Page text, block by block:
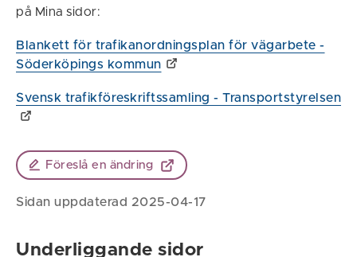
på Mina sidor:
Blankett för trafikanordningsplan för vägarbete -
Söderköpings kommun
Svensk trafikföreskriftssamling - Transportstyrelsen
Föreslå en ändring
Sidan uppdaterad 2025-04-17
Underliggande sidor